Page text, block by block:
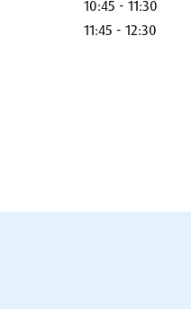
10:45 - 11:30
11:45 - 12:30